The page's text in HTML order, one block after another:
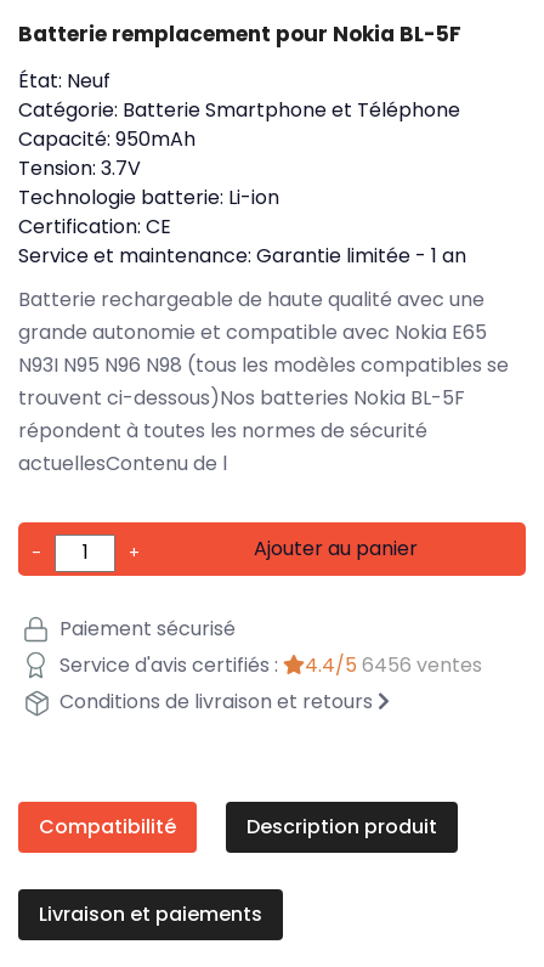
Batterie remplacement pour Nokia BL-5F
État: Neuf
Catégorie: Batterie Smartphone et Téléphone
Capacité: 950mAh
Tension: 3.7V
Technologie batterie: Li-ion
Certification: CE
Service et maintenance: Garantie limitée - 1 an
Batterie rechargeable de haute qualité avec une
grande autonomie et compatible avec Nokia E65
N93I N95 N96 N98 (tous les modèles compatibles se
trouvent ci-dessous)Nos batteries Nokia BL-5F
répondent à toutes les normes de sécurité
actuellesContenu de l
- + Ajouter au panier
Paiement sécurisé
Service d'avis certifiés :
4.4/5 6456 ventes
Conditions de livraison et retours
Compatibilité Description produit
Livraison et paiements